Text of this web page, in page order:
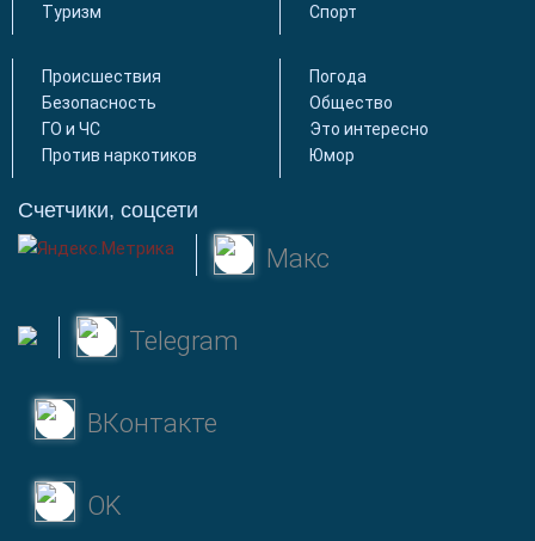
Туризм
Спорт
Происшествия
Безопасность
ГО и ЧС
Против наркотиков
Погода
Общество
Это интересно
Юмор
Счетчики, соцсети
Макс
Telegram
ВКонтакте
OK